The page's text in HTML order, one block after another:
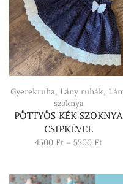
Gyerekruha, Lány ruhák,
szoknya
PÖTTYÖS KÉK SZOKNYA
CSIPKÉVEL
4500 Ft – 5500 Ft
5500